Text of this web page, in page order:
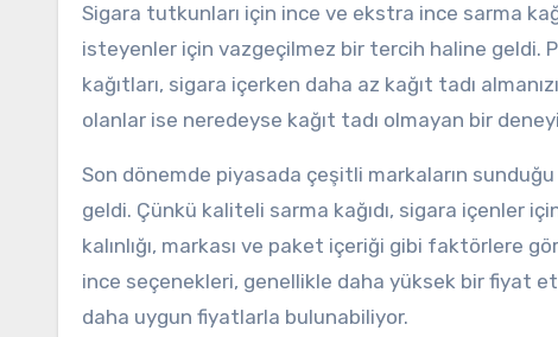
Sigara tutkunları için ince ve ekstra ince sarma
isteyenler için vazgeçilmez bir tercih haline geldi.
kağıtları, sigara içerken daha az kağıt tadı
olanlar ise neredeyse kağıt tadı olmayan bir
Son dönemde piyasada çeşitli markaların
geldi. Çünkü kaliteli sarma kağıdı, sigara içenler
kalınlığı, markası ve paket içeriği gibi faktörlere
ince seçenekleri, genellikle daha yüksek bir fiyat
daha uygun fiyatlarla bulunabiliyor.